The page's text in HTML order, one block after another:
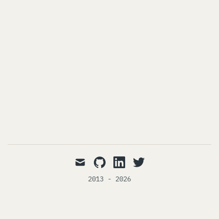
mail github linkedintwitter
2013 - 2026